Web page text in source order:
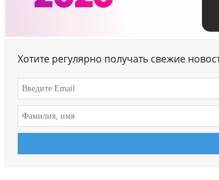
Хотите регулярно получать свежие